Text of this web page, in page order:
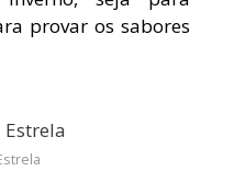
provar os sabores